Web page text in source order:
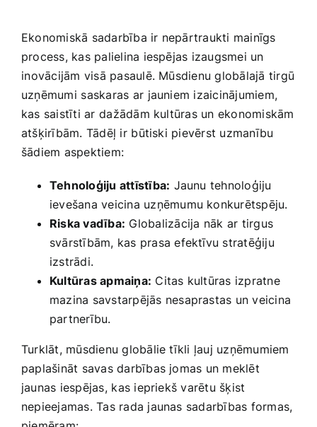
Ekonomiskā sadarbība ir nepārtraukti mainīgs
process, kas palielina iespējas izaugsmei un
⁢inovācijām visā pasaulē. Mūsdienu globālajā tirgū
uzņēmumi⁣ saskaras ⁣ar jauniem izaicinājumiem,
kas saistīti ar ⁢dažādām kultūras un ekonomiskām
atšķirībām. Tādēļ ir⁤ būtiski pievērst uzmanību
šādiem aspektiem:
Tehnoloģiju attīstība: Jaunu tehnoloģiju
ievešana veicina uzņēmumu konkurētspēju.
Riska vadība: Globalizācija ⁣nāk ar tirgus
svārstībām, kas ‌prasa efektīvu stratēģiju
izstrādi.
Kultūras apmaiņa: Citas kultūras izpratne
mazina savstarpējās ​nesaprastas un veicina
partnerību.
Turklāt, mūsdienu globālie‌ tīkli ļauj uzņēmumiem
paplašināt‍ savas darbības jomas un meklēt
jaunas iespējas,⁣ kas iepriekš varētu šķist‍
nepieejamas. Tas rada jaunas sadarbības formas,